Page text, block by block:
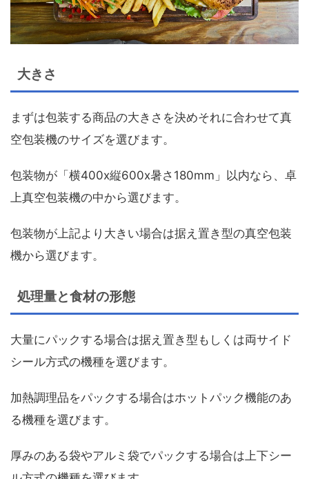
大きさ
まずは包装する商品の大きさを決めそれに合わせて真
空包装機のサイズを選びます。
包装物が「横400x縦600x暑さ180mm」以内なら、卓
上真空包装機の中から選びます。
包装物が上記より大きい場合は据え置き型の真空包装
機から選びます。
処理量と食材の形態
大量にパックする場合は据え置き型もしくは両サイド
シール方式の機種を選びます。
加熱調理品をパックする場合はホットパック機能のあ
る機種を選びます。
厚みのある袋やアルミ袋でパックする場合は上下シー